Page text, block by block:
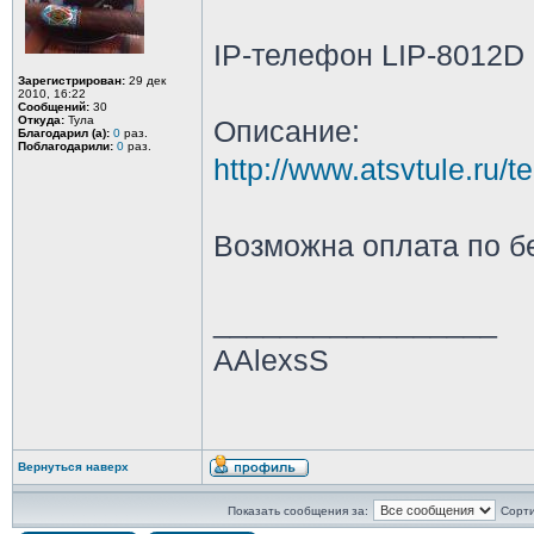
Зарегистрирован: 29 дек
2010, 16:22
Сообщений: 30
Откуда: Тула
Благодарил (а): 0 раз.
Поблагодарили: 0 раз.
IP-телефон LIP-8012D
Описание:
http://www.atsvtule.ru/
Возможна оплата по
AAlexsS
Вернуться наверх
Показать сообщения за: